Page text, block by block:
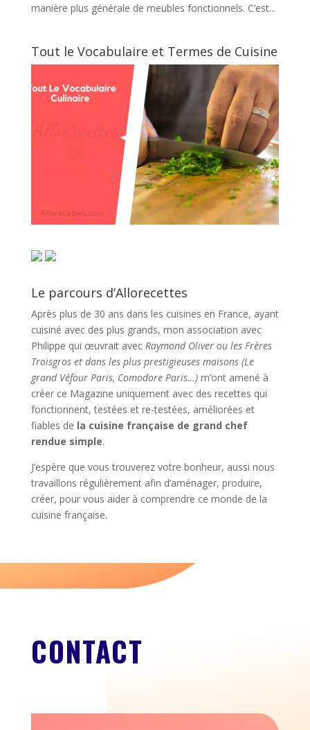
manière plus générale de meubles fonctionnels. C’est...
Tout le Vocabulaire et Termes de Cuisine
Le parcours d’Allorecettes
Après plus de 30 ans dans les cuisines en France, ayant
cuisiné avec des plus grands, mon association avec
Philippe qui œuvrait avec Raymond Oliver ou les Frères
Troisgros et dans les plus prestigieuses maisons (Le
grand Véfour Paris, Comodore Paris…)m’ont amené à
créer ce Magazine uniquement avec des recettes qui
fonctionnent, testées et re-testées, améliorées et
fiables de la cuisine française de grand chef
rendue simple.
J’espère que vous trouverez votre bonheur, aussi nous
travaillons régulièrement afin d’aménager, produire,
créer, pour vous aider à comprendre ce monde de la
cuisine française.
CONTACT